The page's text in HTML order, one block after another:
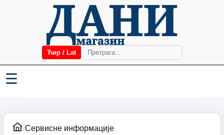
Ћир / Lat
☰
/Сервисне информације